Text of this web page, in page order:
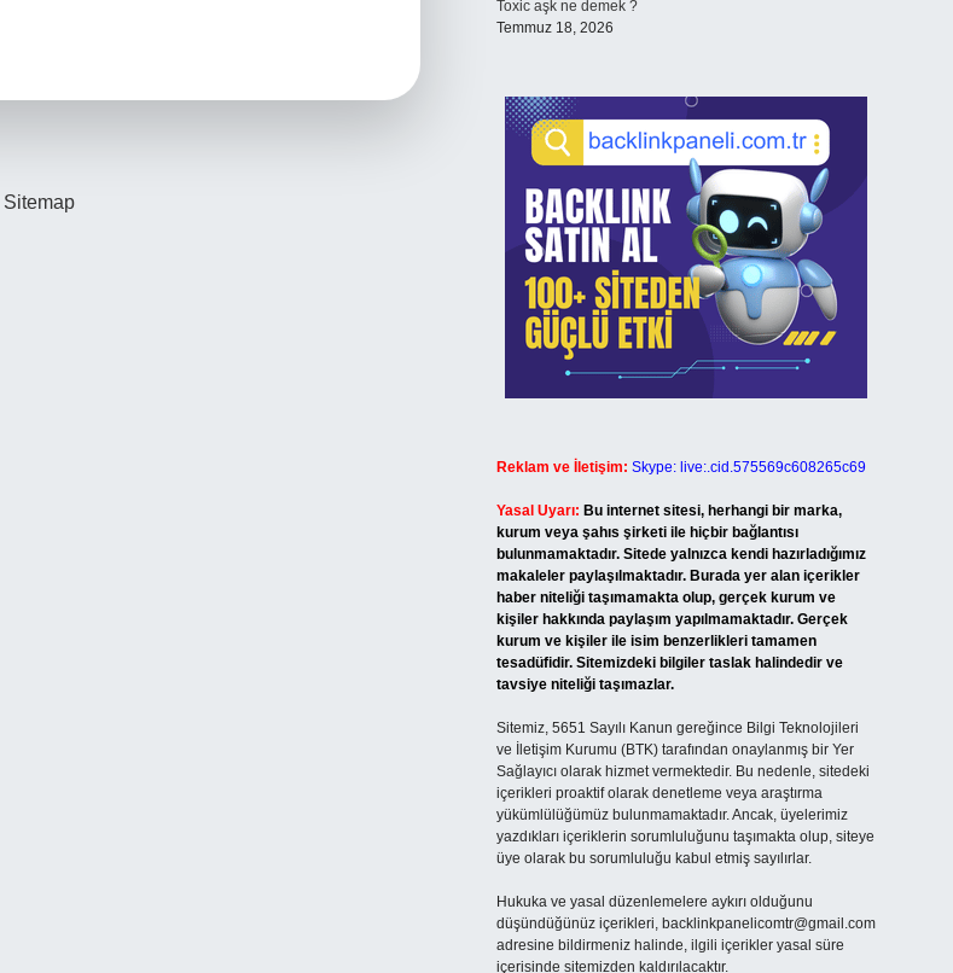
Sitemap
Toxic aşk ne demek ?
Temmuz 18, 2026
Reklam ve İletişim: Skype: live:.cid.575569c608265c69
Yasal Uyarı: Bu internet sitesi, herhangi bir marka,
kurum veya şahıs şirketi ile hiçbir bağlantısı
bulunmamaktadır. Sitede yalnızca kendi hazırladığımız
makaleler paylaşılmaktadır. Burada yer alan içerikler
haber niteliği taşımamakta olup, gerçek kurum ve
kişiler hakkında paylaşım yapılmamaktadır. Gerçek
kurum ve kişiler ile isim benzerlikleri tamamen
tesadüfidir. Sitemizdeki bilgiler taslak halindedir ve
tavsiye niteliği taşımazlar.
Sitemiz, 5651 Sayılı Kanun gereğince Bilgi Teknolojileri
ve İletişim Kurumu (BTK) tarafından onaylanmış bir Yer
Sağlayıcı olarak hizmet vermektedir. Bu nedenle, sitedeki
içerikleri proaktif olarak denetleme veya araştırma
yükümlülüğümüz bulunmamaktadır. Ancak, üyelerimiz
yazdıkları içeriklerin sorumluluğunu taşımakta olup, siteye
üye olarak bu sorumluluğu kabul etmiş sayılırlar.
Hukuka ve yasal düzenlemelere aykırı olduğunu
düşündüğünüz içerikleri, backlinkpanelicomtr@gmail.com
adresine bildirmeniz halinde, ilgili içerikler yasal süre
içerisinde sitemizden kaldırılacaktır.